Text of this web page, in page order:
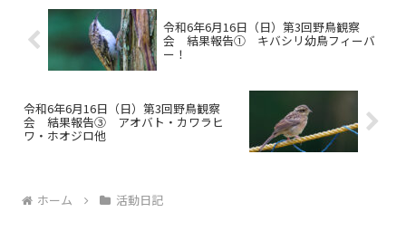
令和6年6月16日（日）第3回野鳥観察
会 結果報告① キバシリ幼鳥フィーバ
ー！
令和6年6月16日（日）第3回野鳥観察
会 結果報告③ アオバト・カワラヒ
ワ・ホオジロ他
ホーム 活動日記